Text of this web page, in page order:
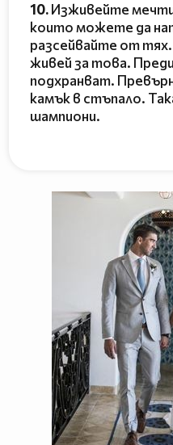
10.Изживейте
които можете да
разсейвайте от
живей за това.
подхранват.
камък в стъпало.
шампиони.